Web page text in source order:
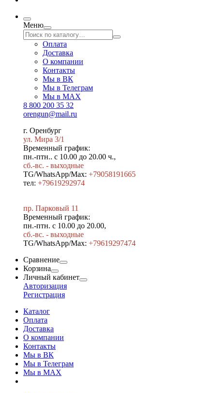
Меню
Оплата
Доставка
О компании
Контакты
Мы в ВК
Мы в Телеграм
Мы в МAX
8 800 200 35 32
orengun@mail.ru
г. Оренбург
ул. Мира 3/1
Временный график:
пн.-птн.. с 10.00 до 20.00 ч.,
сб.-вс. - выходные
TG/WhatsApp/Max: +79058191665
тел: +79619292974
пр. Парковый 11
Временный график:
пн.-птн. с 10.00 до 20.00,
сб.-вс. - выходные
TG/WhatsApp/Max: +79619297474
Сравнение
Корзина
Личный кабинет
Авторизация
Регистрация
Каталог
Оплата
Доставка
О компании
Контакты
Мы в ВК
Мы в Телеграм
Мы в МAX